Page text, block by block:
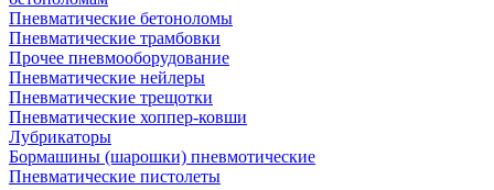
Пневматические бетоноломы
Пневматические трамбовки
Прочее пневмооборудование
Пневматические нейлеры
Пневматические трещотки
Пневматические хоппер-ковши
Лубрикаторы
Бормашины (шарошки) пневмотические
Пневматические пистолеты